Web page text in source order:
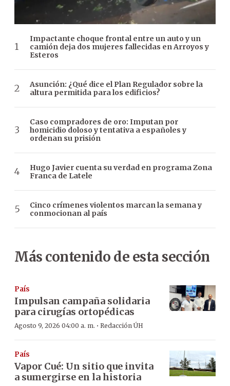
Impactante choque frontal entre un auto y un
camión deja dos mujeres fallecidas en Arroyos y
Esteros
Asunción: ¿Qué dice el Plan Regulador sobre la
altura permitida para los edificios?
Caso compradores de oro: Imputan por
homicidio doloso y tentativa a españoles y
ordenan su prisión
Hugo Javier cuenta su verdad en programa Zona
Franca de Latele
Cinco crímenes violentos marcan la semana y
conmocionan al país
Más contenido de esta sección
País
Impulsan campaña solidaria
para cirugías ortopédicas
Agosto 9, 2026 04:00 a. m. · Redacción ÚH
País
Vapor Cué: Un sitio que invita
a sumergirse en la historia